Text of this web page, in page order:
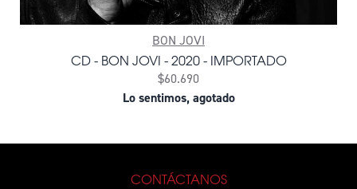
BON JOVI
CD - BON JOVI - 2020 - IMPORTADO
$60.690
Lo sentimos, agotado
CONTÁCTANOS